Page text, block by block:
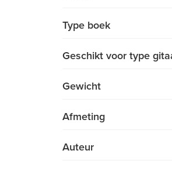
Type boek
Geschikt voor type
Gewicht
Afmeting
Auteur